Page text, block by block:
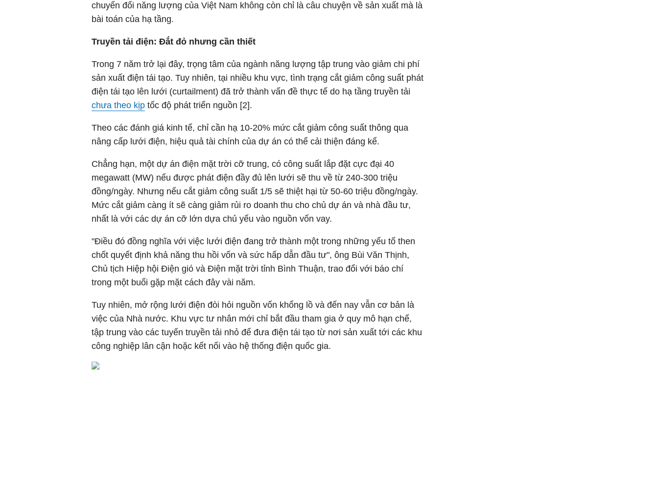
chuyển đổi năng lượng của Việt Nam không còn chỉ là câu chuyện về sản xuất mà là
bài toán của hạ tầng.
Truyền tải điện: Đắt đỏ nhưng cần thiết
Trong 7 năm trở lại đây, trọng tâm của ngành năng lượng tập trung vào giảm chi phí
sản xuất điện tái tạo. Tuy nhiên, tại nhiều khu vực, tình trạng cắt giảm công suất phát
điện tái tạo lên lưới (curtailment) đã trở thành vấn đề thực tế do hạ tầng truyền tải
chưa theo kịp tốc độ phát triển nguồn [2].
Theo các đánh giá kinh tế, chỉ cần hạ 10-20% mức cắt giảm công suất thông qua
nâng cấp lưới điện, hiệu quả tài chính của dự án có thể cải thiện đáng kể.
Chẳng hạn, một dự án điện mặt trời cỡ trung, có công suất lắp đặt cực đại 40
megawatt (MW) nếu được phát điện đầy đủ lên lưới sẽ thu về từ 240-300 triệu
đồng/ngày. Nhưng nếu cắt giảm công suất 1/5 sẽ thiệt hại từ 50-60 triệu đồng/ngày.
Mức cắt giảm càng ít sẽ càng giảm rủi ro doanh thu cho chủ dự án và nhà đầu tư,
nhất là với các dự án cỡ lớn dựa chủ yếu vào nguồn vốn vay.
"Điều đó đồng nghĩa với việc lưới điện đang trở thành một trong những yếu tố then
chốt quyết định khả năng thu hồi vốn và sức hấp dẫn đầu tư", ông Bùi Văn Thịnh,
Chủ tịch Hiệp hội Điện gió và Điện mặt trời tỉnh Bình Thuận, trao đổi với báo chí
trong một buổi gặp mặt cách đây vài năm.
Tuy nhiên, mở rộng lưới điện đòi hỏi nguồn vốn khổng lồ và đến nay vẫn cơ bản là
việc của Nhà nước. Khu vực tư nhân mới chỉ bắt đầu tham gia ở quy mô hạn chế,
tập trung vào các tuyến truyền tải nhỏ để đưa điện tái tạo từ nơi sản xuất tới các khu
công nghiệp lân cận hoặc kết nối vào hệ thống điện quốc gia.